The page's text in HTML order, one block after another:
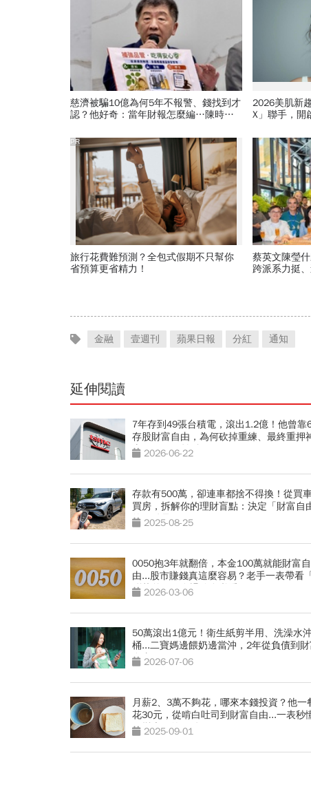
慈濟被騙10億為何5年不報警、錢找到才
認？他好奇：當年財報怎麼編…陳時中
2026美肌新
X」聯手，開
旅行花費難預測？全包式假期不只幫你
省預算更省精力！
PR
蔡英文陳瑩
跨派系力挺
金融 壹週刊 蘋果日報 分紅 通知
延伸閱讀
7年存到49張台積電，滾出1.2億！他曾靠
存股財富自由，為何砍掉重練、最終重押
山？3個關鍵轉折
2026-06-22
存款有500萬，卻連車都捨不得換！從買
買房，拆解你的理財盲點：決定「財富自
的關鍵是？
2025-08-25
0050抱3年就翻倍，本金100萬就能財富自
由...股市賺錢真這麼容易？老手一表帶看
酬落差」，存退休金必看
2026-03-06
50萬滾出1億元！衛生紙剪半用、洗澡水
桶...二寶媽邊餵奶邊當沖，2年從負債到財
自由2026-07-06
月薪2、3萬不夠花，哪來本錢投資？他一
花30元，從啃白吐司到財富自由...一表秒
錢變大錢的關鍵
2025-09-01